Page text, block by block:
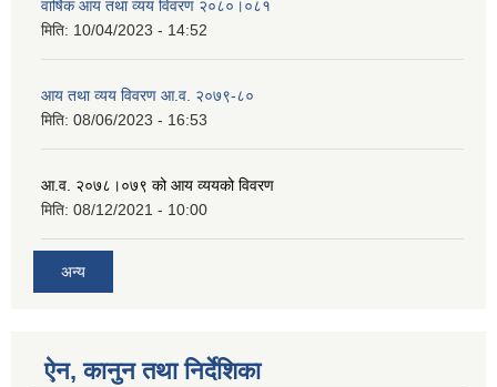
वार्षिक आय तथा व्यय विवरण २०८०।०८१
मिति: 10/04/2023 - 14:52
आय तथा व्यय विवरण आ.व. २०७९-८०
मिति: 08/06/2023 - 16:53
आ.व. २०७८।०७९ को आय व्ययको विवरण
मिति: 08/12/2021 - 10:00
अन्य
ऐन, कानुन तथा निर्देशिका